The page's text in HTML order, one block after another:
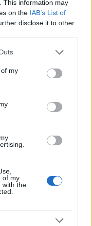
This information may
on the IAB’s List of
disclose it to other
one or more Google
You may click to
its third-party tags to
in below Google
my
of my
with the
rennene i høyden
og La Venosta
over jul og trene.
formen vil være i
for å
jeg vil få et godt løft
den formen. Det
jeg lagt en bra plan.
i Bad Gastein. På
på lørdag, og